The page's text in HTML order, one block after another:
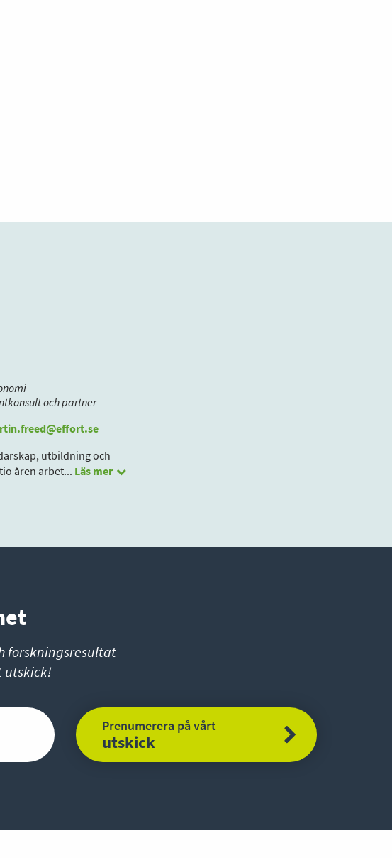
och partner
utbildning och
åren arbet... Läs mer
forskningsresultat
utskick!
Prenumerera på vårt
utskick